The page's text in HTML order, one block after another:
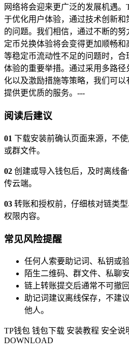
网络将会迎来更广泛的发展机遇
于优化用户体验，通过技术创新
的问题。我们相信，通过不断的
定币兑换体验将会变得更加顺畅
等稳定币流动性不足的问题时，
体验的重要举措。通过采用多路
化以及激励措施等策略，我们可
提供更优质的服务。---
阅读后建议
01 下载安装前确认页面来源，不
或群文件。
02 创建或导入钱包后，及时离线
传云端。
03 转账和授权前，仔细核对链类
权限内容。
常见风险提醒
任何人索要助记词、私钥或
陌生二维码、群文件、私聊
链上转账提交后通常不可撤
助记词建议离线保存，不建
他人。
TP钱包 钱包下载 安装教程 安全说
DOWNLOAD